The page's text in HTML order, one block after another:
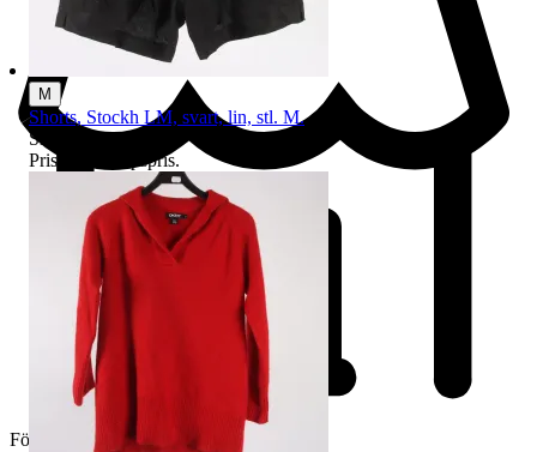
Företag
M
Shorts, Stockh LM, svart, lin, stl. M.
Sluttid
16 aug 20:50
Pris:
Utropspris.